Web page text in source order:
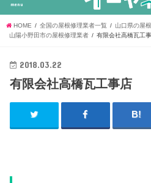
menu
HOME 全国の屋根修理業者一覧
山口県の屋
山陽小野田市の屋根修理業者
有限会社高橋瓦工
2018.03.22
有限会社高橋瓦工事店